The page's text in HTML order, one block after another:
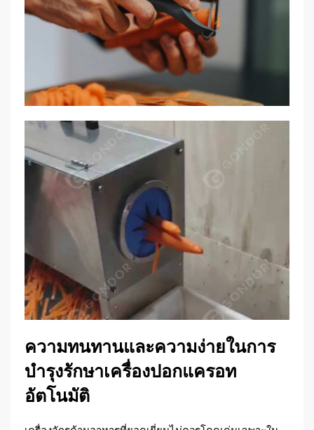
ความทนทานและความง่ายในการ
บำรุงรักษาเครื่องปอกแครอท
อัตโนมัติ